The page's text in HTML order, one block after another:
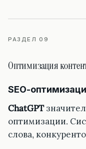
РАЗДЕЛ 09
Оптимизация
SEO-
ChatGPT
оптимизации.
слова,